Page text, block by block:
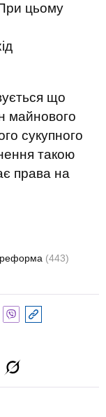
цьому
що
майнового
сукупного
такою
права на
реформа (443)